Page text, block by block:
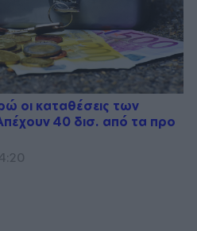
οι καταθέσεις των
40 δισ. από τα προ